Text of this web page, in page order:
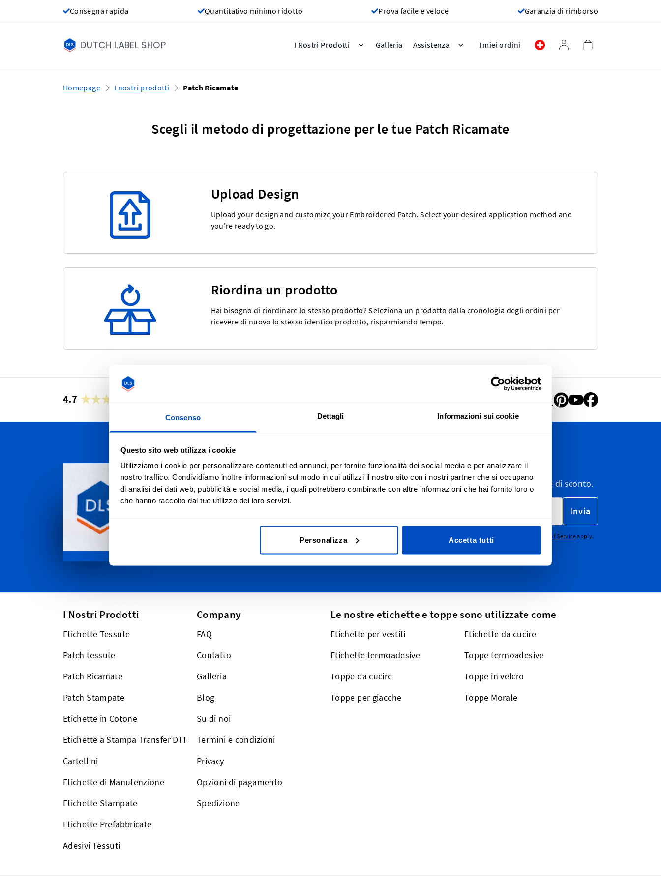
Consenso Dettagli Informazioni sui cookie
Questo sito web utilizza i cookie
Utilizziamo i cookie per personalizzare contenuti ed annunci, per fornire funzionalità dei social media e per analizzare il
nostro traffico. Condividiamo inoltre informazioni sul modo in cui utilizzi il nostro sito con i nostri partner che si occupano
di analisi dei dati web, pubblicità e social media, i quali potrebbero combinarle con altre informazioni che hai fornito loro o
che hanno raccolto dal tuo utilizzo dei loro servizi.
Personalizza Accetta tutti
Consegna rapida Quantitativo minimo ridotto Prova facile e veloce Garanzia di rimborso
DUTCH LABEL SHOP I Nostri Prodotti Galleria Assistenza I miei ordini
Homepage I nostri prodotti Patch Ricamate
Scegli il metodo di progettazione per le tue Patch Ricamate
Upload Design
Upload your design and customize your Embroidered Patch. Select your desired application method and
you're ready to go.
Riordina un prodotto
Hai bisogno di riordinare lo stesso prodotto? Seleziona un prodotto dalla cronologia degli ordini per
ricevere di nuovo lo stesso identico prodotto, risparmiando tempo.
4.7
Personalizza le tue creazioni
Spediamo in tutta la Svizzera, dal
Canton Ticino alla Romandia
passando dalle Alpi fino a Zurigo e St.
Iscrizione alla newsletter
Iscriviti alla nostra newsletter, e-mail di marketing e di sconto.
Invia
This form is protected by reCAPTCHA - the Google Privacy Policy Terms of Serviceapply.
I Nostri Prodotti
Etichette Tessute
Patch tessute
Patch Ricamate
Patch Stampate
Etichette in Cotone
Etichette a Stampa Transfer DTF
Cartellini
Etichette di Manutenzione
Etichette Stampate
Etichette Prefabbricate
Adesivi Tessuti
Company
FAQ
Contatto
Galleria
Blog
Su di noi
Termini e condizioni
Privacy
Opzioni di pagamento
Spedizione
Le nostre etichette e toppe sono utilizzate come
Etichette per vestiti
Etichette da cucire
Etichette termoadesive
Toppe termoadesive
Toppe da cucire
Toppe in velcro
Toppe per giacche
Toppe Morale